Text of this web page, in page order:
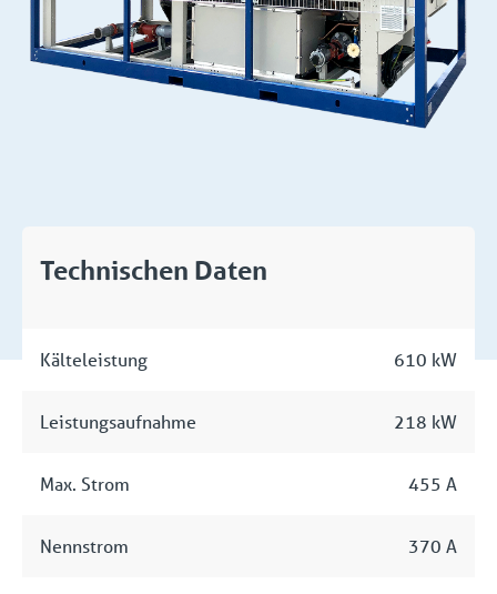
Technischen Daten
Kälteleistung 610 kW
Leistungsaufnahme 218 kW
Max. Strom 455 A
Nennstrom 370 A